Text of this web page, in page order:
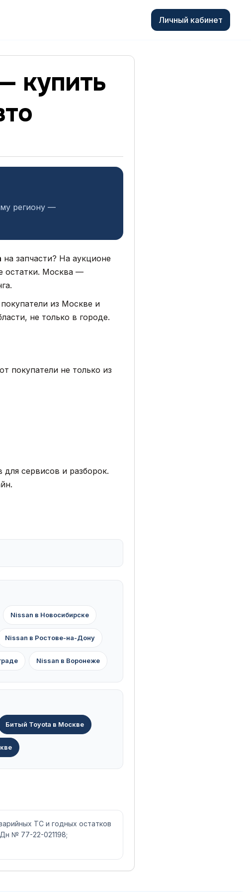
Личный кабинет
купить
региону —
на запчасти? На аукционе
остатки. Москва —
из Москве и
не только в городе.
покупатели не только из
сервисов и разборок.
Nissan в Новосибирске
Nissan в Ростове-на-Дону
Nissan в Воронеже
Битый Toyota в Москве
ТС и годных остатков
№ 77-22-021198;